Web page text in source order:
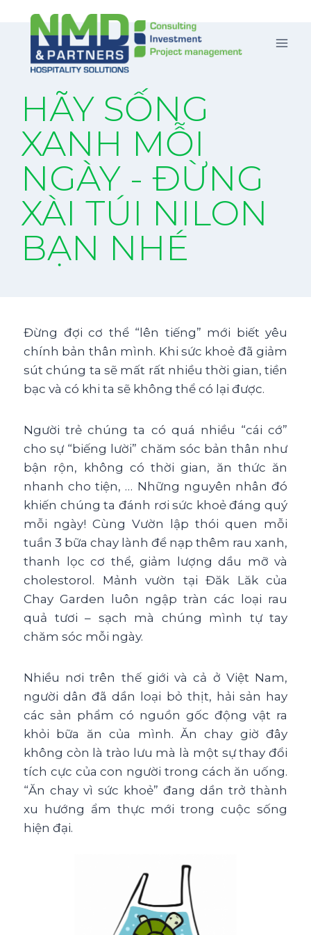
HÃY SỐNG
XANH MỖI
NGÀY - ĐỪNG
XÀI TÚI NILON
BẠN NHÉ
Đừng đợi cơ thể “lên tiếng” mới biết yêu
chính bản thân mình. Khi sức khoẻ đã giảm
sút chúng ta sẽ mất rất nhiều thời gian, tiền
bạc và có khi ta sẽ không thể có lại được.
Người trẻ chúng ta có quá nhiều “cái cớ”
cho sự “biếng lười” chăm sóc bản thân như
bận rộn, không có thời gian, ăn thức ăn
nhanh cho tiện, … Những nguyên nhân đó
khiến chúng ta đánh rơi sức khoẻ đáng quý
mỗi ngày! Cùng Vườn lập thói quen mỗi
tuần 3 bữa chay lành để nạp thêm rau xanh,
thanh lọc cơ thể, giảm lượng dầu mỡ và
cholestorol. Mảnh vườn tại Đăk Lăk của
Chay Garden luôn ngập tràn các loại rau
quả tươi – sạch mà chúng mình tự tay
chăm sóc mỗi ngày.
Nhiều nơi trên thế giới và cả ở Việt Nam,
người dân đã dần loại bỏ thịt, hải sản hay
các sản phẩm có nguồn gốc động vật ra
khỏi bữa ăn của mình. Ăn chay giờ đây
không còn là trào lưu mà là một sự thay đổi
tích cực của con người trong cách ăn uống.
“Ăn chay vì sức khoẻ” đang dần trở thành
xu hướng ẩm thực mới trong cuộc sống
hiện đại.